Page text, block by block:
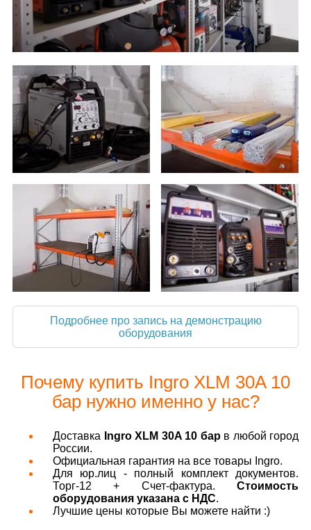
Подробнее про запись на демонстрацию
оборудования
Почему купить Ingro XLM 30A 10
бар нужно именно у нас?
Доставка Ingro XLM 30A 10 барв любой город
России.
Официальная гарантия на все товары Ingro.
Для юр.лиц - полный комплект документов.
Торг-12 + Счет-фактура. Стоимость
оборудования указана с НДС.
Лучшие цены которые Вы можете найти :)